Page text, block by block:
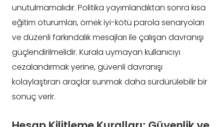
unutulmamalıdır. Politika yayımlandıktan sonra kısa
eğitim oturumları, örnek iyi-kötü parola senaryoları
ve düzenli farkındalık mesajları ile çalışan davranışı
güçlendirilmelidir. Kurala uymayan kullanıcıyı
cezalandırmak yerine, güvenli davranışı
kolaylaştıran araçlar sunmak daha sürdürülebilir bir
sonuç verir.